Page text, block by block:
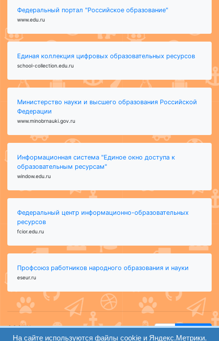
Федеральный портал "Российское образование"
www.edu.ru
Единая коллекция цифровых образовательных ресурсов
school-collection.edu.ru
Министерство науки и высшего образования Российской
Федерации
www.minobrnauki.gov.ru
Информационная система "Единое окно доступа к
образовательным ресурсам"
window.edu.ru
Федеральный центр информационно-образовательных
ресурсов
fcior.edu.ru
Профсоюз работников народного образования и науки
eseur.ru
ООО "Центр
образования и
Найти
На сайте используются файлы cookie и Яндекс.Метрики.